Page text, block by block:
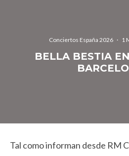
Conciertos España 2026 · 1
BELLA BESTIA
Tal como informan desde RM